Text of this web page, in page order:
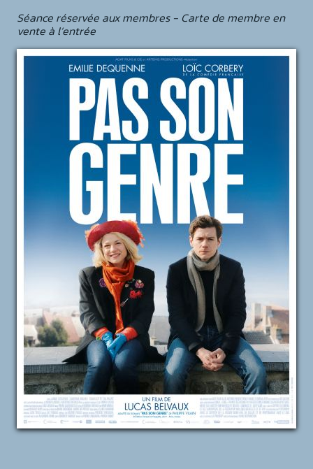
Séance réservée aux membres - Carte de membre en
vente à l’entrée